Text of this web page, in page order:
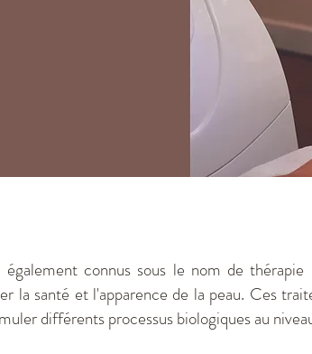
connus sous le nom de
la santé et l'apparence de la peau. Ces
différents processus biologiques au